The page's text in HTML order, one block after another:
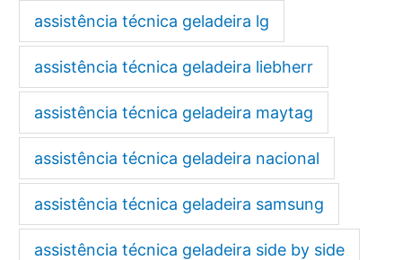
assistência técnica geladeira lg
assistência técnica geladeira liebherr
assistência técnica geladeira maytag
assistência técnica geladeira nacional
assistência técnica geladeira samsung
assistência técnica geladeira side by side